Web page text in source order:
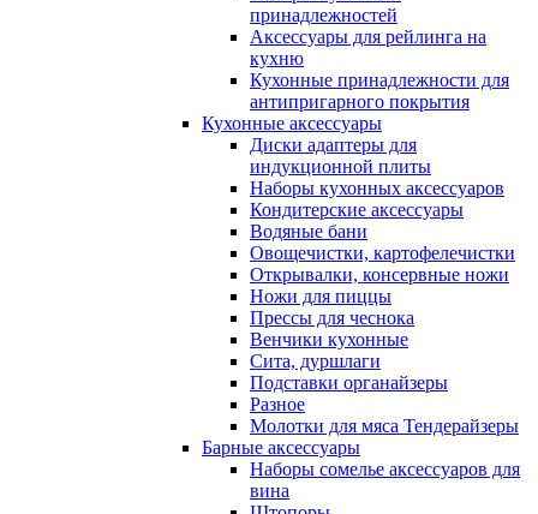
принадлежностей
Аксессуары для рейлинга на
кухню
Кухонные принадлежности для
антипригарного покрытия
Кухонные аксессуары
Диски адаптеры для
индукционной плиты
Наборы кухонных аксессуаров
Кондитерские аксессуары
Водяные бани
Овощечистки, картофелечистки
Открывалки, консервные ножи
Ножи для пиццы
Прессы для чеснока
Венчики кухонные
Сита, дуршлаги
Подставки органайзеры
Разное
Молотки для мяса Тендерайзеры
Барные аксессуары
Наборы сомелье аксессуаров для
вина